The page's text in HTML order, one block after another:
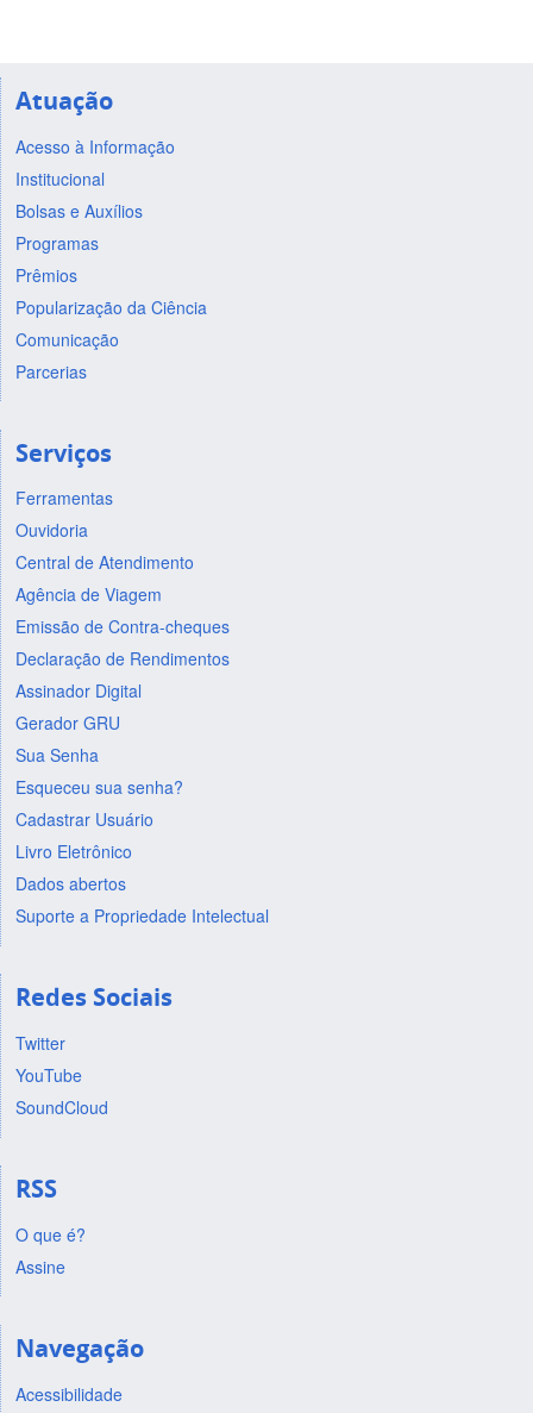
Atuação
Acesso à Informação
Institucional
Bolsas e Auxílios
Programas
Prêmios
Popularização da Ciência
Comunicação
Parcerias
Serviços
Ferramentas
Ouvidoria
Central de Atendimento
Agência de Viagem
Emissão de Contra-cheques
Declaração de Rendimentos
Assinador Digital
Gerador GRU
Sua Senha
Esqueceu sua senha?
Cadastrar Usuário
Livro Eletrônico
Dados abertos
Suporte a Propriedade Intelectual
Redes Sociais
Twitter
YouTube
SoundCloud
RSS
O que é?
Assine
Navegação
Acessibilidade